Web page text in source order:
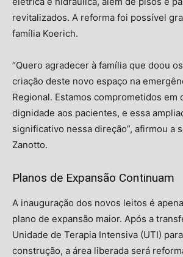
revitalizados. A reforma foi possível
família Koerich.
“Quero agradecer à família que doou
criação deste novo espaço na
Regional. Estamos comprometidos em
dignidade aos pacientes, e essa
significativo nessa direção”, afirmou a
Zanotto.
Planos de Expansão Continuam
A inauguração dos novos leitos é
plano de expansão maior. Após a
Unidade de Terapia Intensiva (UTI)
construção, a área liberada será